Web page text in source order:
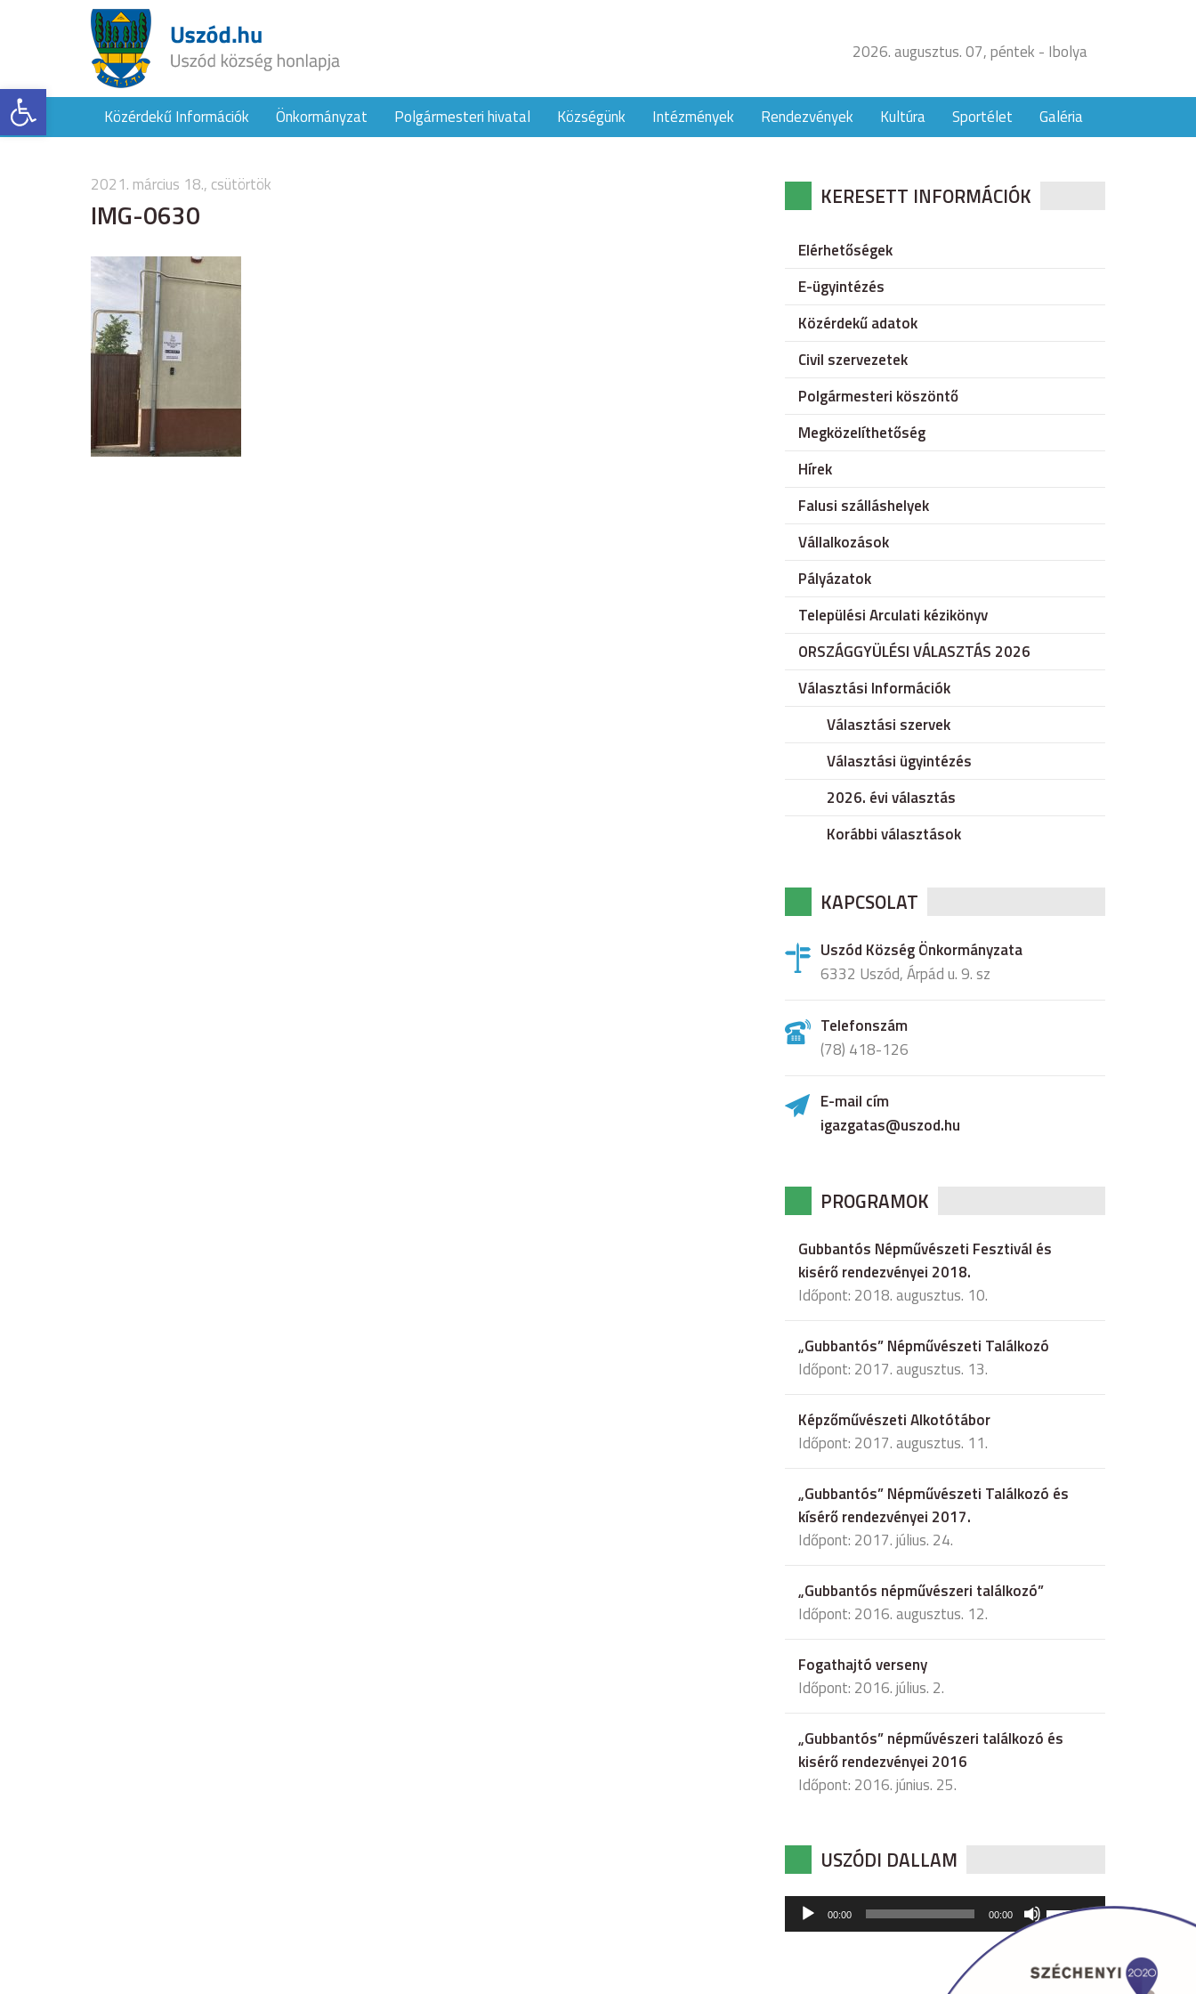
Eszköztár megnyitása
2026. augusztus. 07, péntek - Ibolya
Közérdekű Információk Önkormányzat Polgármesteri hivatal Községünk Intézmények Rendezvények Kultúra Sportélet Galéria
2021. március 18., csütörtök
IMG-0630 KERESETT INFORMÁCIÓK
Elérhetőségek
E-ügyintézés
Közérdekű adatok
Civil szervezetek
Polgármesteri köszöntő
Megközelíthetőség
Hírek
Falusi szálláshelyek
Vállalkozások
Pályázatok
Települési Arculati kézikönyv
ORSZÁGGYÜLÉSI VÁLASZTÁS 2026
Választási Információk
Választási szervek
Választási ügyintézés
2026. évi választás
Korábbi választások
KAPCSOLAT
Uszód Község Önkormányzata
6332 Uszód, Árpád u. 9. sz
Telefonszám
(78) 418-126
E-mail cím
igazgatas@uszod.hu
PROGRAMOK
Gubbantós Népművészeti Fesztivál és
kisérő rendezvényei 2018.
Időpont: 2018. augusztus. 10.
„Gubbantós” Népművészeti Találkozó
Időpont: 2017. augusztus. 13.
Képzőművészeti Alkotótábor
Időpont: 2017. augusztus. 11.
„Gubbantós” Népművészeti Találkozó és
kísérő rendezvényei 2017.
Időpont: 2017. július. 24.
„Gubbantós népművészeri találkozó”
Időpont: 2016. augusztus. 12.
Fogathajtó verseny
Időpont: 2016. július. 2.
„Gubbantós” népművészeri találkozó és
kisérő rendezvényei 2016
Időpont: 2016. június. 25.
USZÓDI DALLAM
Audió
lejátszó
00:00 00:00
hangerő
csökkentéséhez